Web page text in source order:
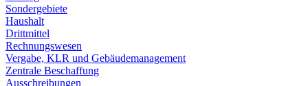
Sondergebiete
Haushalt
Drittmittel
Rechnungswesen
Vergabe, KLR und Gebäudemanagement
Zentrale Beschaffung
Ausschreibungen